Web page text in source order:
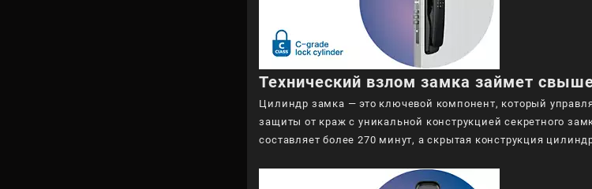
Технический взлом замка займет
Цилиндр замка — это ключевой компонент, который
защиты от краж с уникальной конструкцией секретного
составляет более 270 минут, а скрытая конструкция